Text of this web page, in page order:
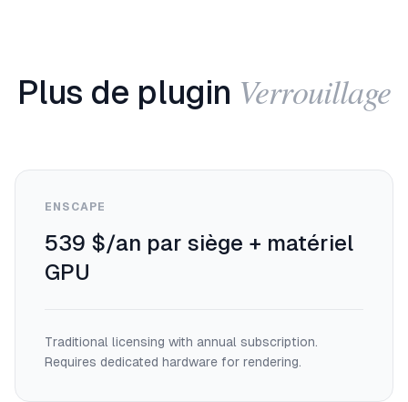
Plus de plugin Verrouillage
ENSCAPE
539 $/an par siège + matériel
GPU
Traditional licensing with annual subscription.
Requires dedicated hardware for rendering.